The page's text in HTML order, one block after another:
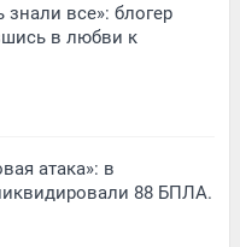
знали все»: блогер
в любви к
атака»: в
88 БПЛА.